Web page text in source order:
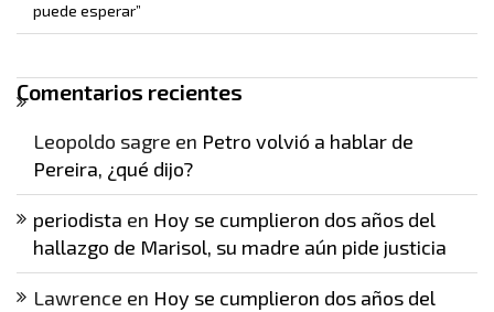
puede esperar”
Comentarios recientes
Leopoldo sagre en Petro volvió a hablar de
Pereira, ¿qué dijo?
periodista en Hoy se cumplieron dos años del
hallazgo de Marisol, su madre aún pide justicia
Lawrence en Hoy se cumplieron dos años del